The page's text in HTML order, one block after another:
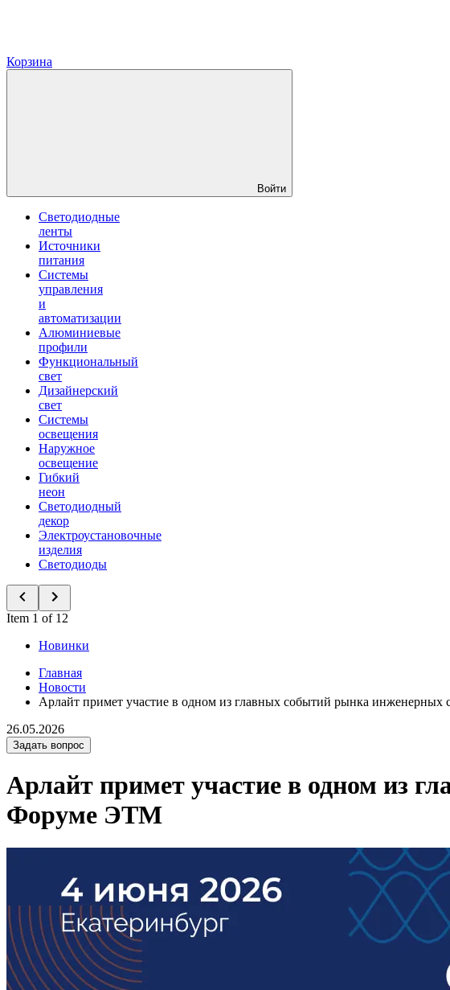
Корзина
Войти
Светодиодные
ленты
Источники
питания
Системы
управления
и
автоматизации
Алюминиевые
профили
Функциональный
свет
Дизайнерский
свет
Системы
освещения
Наружное
освещение
Гибкий
неон
Светодиодный
декор
Электроустановочные
изделия
Светодиоды
Item 1 of 12
Новинки
Главная
Новости
Арлайт примет участие в одном из главных событий рынка
26.05.2026
Задать вопрос
Арлайт примет участие в одном из
Форуме ЭТМ